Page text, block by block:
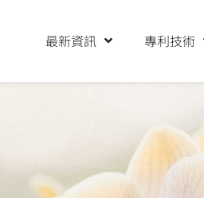
最新資訊 專利技術